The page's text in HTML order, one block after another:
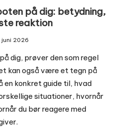
på dig: betydning,
reaktion
juni 2026
dig, prøver den som regel
kan også være et tegn på
en konkret guide til, hvad
situationer, hvornår
du bør reagere med